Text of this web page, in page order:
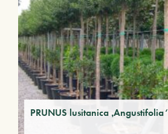
PRUNUS lusitanica ‚Angustifolia‘